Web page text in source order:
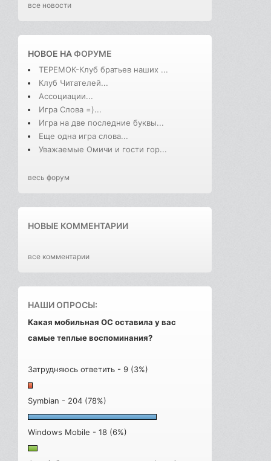
все новости
НОВОЕ НАФОРУМЕ
ТЕРЕМОК-Клуб братьев наших ...
Клуб Читателей...
Ассоциации...
Игра Слова =)...
Игра на две последние буквы...
Еще одна игра слова...
Уважаемые Омичи и гости гор...
весь форум
НОВЫЕ КОММЕНТАРИИ
все комментарии
НАШИ ОПРОСЫ:
Какая мобильная ОС оставила у вас
самые теплые воспоминания?
Затрудняюсь ответить - 9 (3%)
Symbian - 204 (78%)
Windows Mobile - 18 (6%)